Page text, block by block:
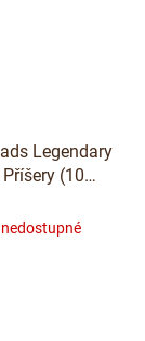
Legendary
(10